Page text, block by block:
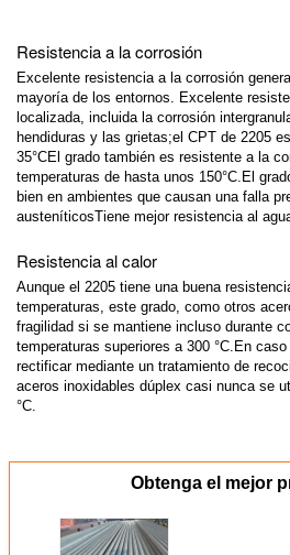
Resistencia a la corrosión
Excelente resistencia a la corrosión
mayoría de los entornos. Excelente
localizada, incluida la corrosión
hendiduras y las grietas;el CPT de 2205
35°CEl grado también es resistente a la
temperaturas de hasta unos 150°C.El
bien en ambientes que causan una falla
austeníticosTiene mejor resistencia al
Resistencia al calor
Aunque el 2205 tiene una buena
temperaturas, este grado, como otros
fragilidad si se mantiene incluso durante
temperaturas superiores a 300 °C.En
rectificar mediante un tratamiento de
aceros inoxidables dúplex casi nunca se
°C.
Obtenga el mejor